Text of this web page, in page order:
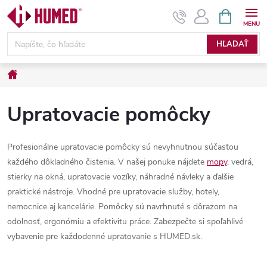
Prejsť
obsah
HĽADAŤ
KOŠÍK
Domov
Upratovacie pomôcky
Profesionálne upratovacie pomôcky sú nevyhnutnou súčasťou
každého dôkladného čistenia. V našej ponuke nájdete mopy, vedrá,
stierky na okná, upratovacie vozíky, náhradné návleky a ďalšie
praktické nástroje. Vhodné pre upratovacie služby, hotely,
nemocnice aj kancelárie. Pomôcky sú navrhnuté s dôrazom na
odolnosť, ergonómiu a efektivitu práce. Zabezpečte si spoľahlivé
vybavenie pre každodenné upratovanie s HUMED.sk.